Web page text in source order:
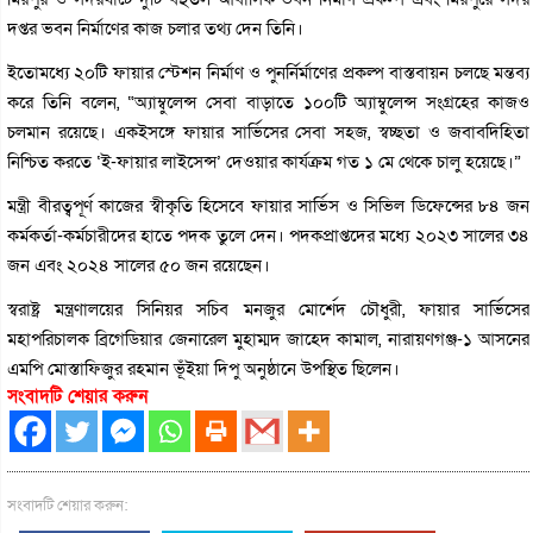
দপ্তর ভবন নির্মাণের কাজ চলার তথ্য দেন তিনি।
ইতোমধ্যে ২০টি ফায়ার স্টেশন নির্মাণ ও পুনর্নির্মাণের প্রকল্প বাস্তবায়ন চলছে মন্তব্য
করে তিনি বলেন, “অ্যাম্বুলেন্স সেবা বাড়াতে ১০০টি অ্যাম্বুলেন্স সংগ্রহের কাজও
চলমান রয়েছে। একইসঙ্গে ফায়ার সার্ভিসের সেবা সহজ, স্বচ্ছতা ও জবাবদিহিতা
নিশ্চিত করতে ‘ই-ফায়ার লাইসেন্স’ দেওয়ার কার্যক্রম গত ১ মে থেকে চালু হয়েছে।”
মন্ত্রী বীরত্বপূর্ণ কাজের স্বীকৃতি হিসেবে ফায়ার সার্ভিস ও সিভিল ডিফেন্সের ৮৪ জন
কর্মকর্তা-কর্মচারীদের হাতে পদক তুলে দেন। পদকপ্রাপ্তদের মধ্যে ২০২৩ সালের ৩৪
জন এবং ২০২৪ সালের ৫০ জন রয়েছেন।
স্বরাষ্ট্র মন্ত্রণালয়ের সিনিয়র সচিব মনজুর মোর্শেদ চৌধুরী, ফায়ার সার্ভিসের
মহাপরিচালক ব্রিগেডিয়ার জেনারেল মুহাম্মদ জাহেদ কামাল, নারায়ণগঞ্জ-১ আসনের
এমপি মোস্তাফিজুর রহমান ভূঁইয়া দিপু অনুষ্ঠানে উপস্থিত ছিলেন।
সংবাদটি শেয়ার করুন
সংবাদটি শেয়ার করুন: